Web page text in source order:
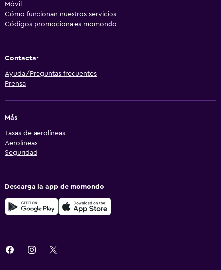
Móvil
Cómo funcionan nuestros servicios
Códigos promocionales momondo
Contactar
Ayuda/Preguntas frecuentes
Prensa
Más
Tasas de aerolíneas
Aerolíneas
Seguridad
Descarga la app de momondo